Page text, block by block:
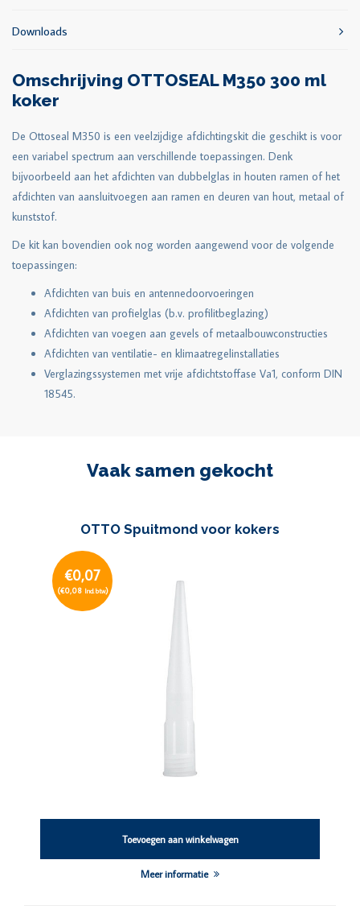
Downloads
Omschrijving OTTOSEAL M350 300 ml
koker
De Ottoseal M350 is een veelzijdige afdichtingskit die geschikt is voor
een variabel spectrum aan verschillende toepassingen. Denk
bijvoorbeeld aan het afdichten van dubbelglas in houten ramen of het
afdichten van aansluitvoegen aan ramen en deuren van hout, metaal of
kunststof.
De kit kan bovendien ook nog worden aangewend voor de volgende
toepassingen:
Afdichten van buis en antennedoorvoeringen
Afdichten van profielglas (b.v. profilitbeglazing)
Afdichten van voegen aan gevels of metaalbouwconstructies
Afdichten van ventilatie- en klimaatregelinstallaties
Verglazingssystemen met vrije afdichtstoffase Va1, conform DIN
18545.
Vaak samen gekocht
OTTO Spuitmond voor kokers
€0,07
(€0,08 Incl. btw)
Toevoegen aan winkelwagen
Meer informatie